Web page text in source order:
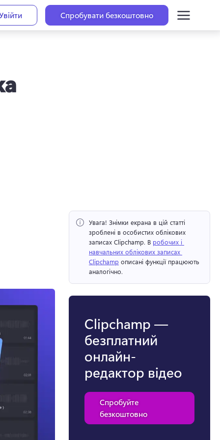
Спробувати безкоштовно
Увага! Знімки екрана в цій статті
зроблені в особистих облікових
записах Clipchamp. В робочих і
навчальних облікових записах
Clipchamp описані функції працюють
аналогічно.
Clipchamp —
безплатний
онлайн-
редактор відео
Спробуйте
безкоштовно